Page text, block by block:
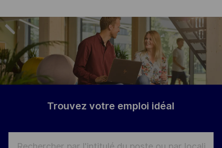
Trouvez votre emploi idéal